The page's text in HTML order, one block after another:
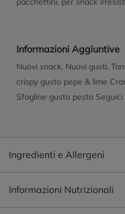
condivisione #4 Se chiedi
vuole offrire, non prenderla
hai? 137 Kcal per porzione
1913 kJ/456 kcal per 100g
te Variare spesso i cibi che
Informazioni Aggiuntive
Nuovi snack. Nuovi gusti.
crispy gusto pepe & lime
Sfogline gusto pesto
Ingredienti e Allergeni
Informazioni Nutrizionali